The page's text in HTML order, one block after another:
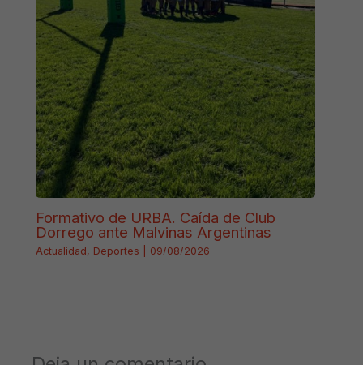
Formativo de URBA. Caída de Club
Dorrego ante Malvinas Argentinas
Actualidad, Deportes 09/08/2026